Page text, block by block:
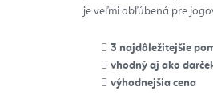
je veľmi obľúbená pre
3 najdôležitejšie
vhodný aj ako
výhodnejšia cena